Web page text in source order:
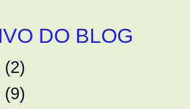
DO BLOG
(2)
(9)